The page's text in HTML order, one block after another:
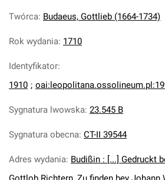
Twórca: Budaeus, Gottlieb (1664-1734)
Rok wydania: 1710
Identyfikator:
1910 ;
Sygnatura lwowska: 23.545 B
Sygnatura obecna: CT-II 39544
Adres wydania: Budißin : [...] Gedruckt